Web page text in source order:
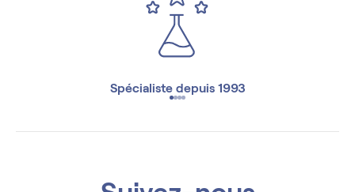
Spécialiste depuis 1993